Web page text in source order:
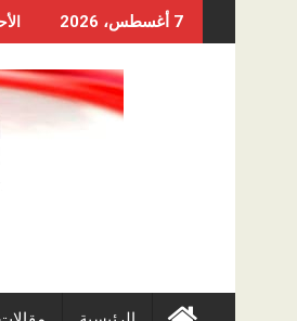
to
7 أغسطس، 2026